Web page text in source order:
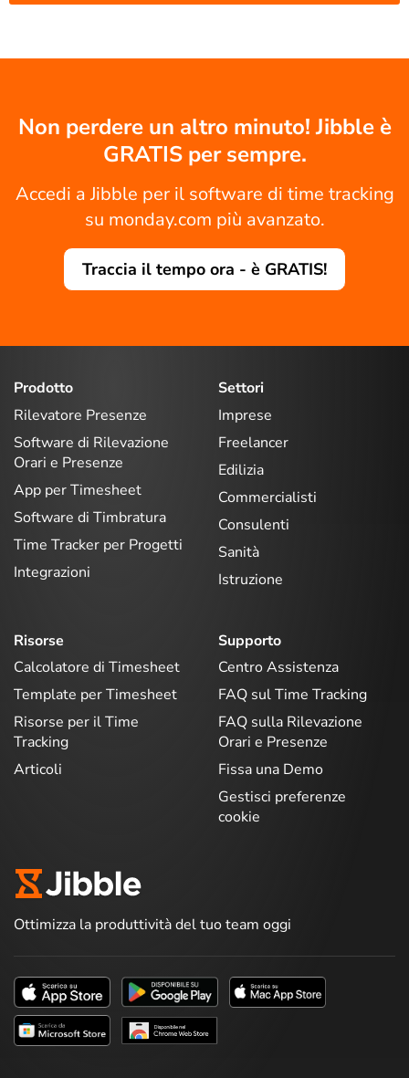
Non perdere un altro minuto! Jibble è
GRATIS per sempre.
Accedi a Jibble per il software di time tracking
su monday.com più avanzato.
Traccia il tempo ora - è GRATIS!
Prodotto
Rilevatore Presenze
Software di Rilevazione
Orari e Presenze
App per Timesheet
Software di Timbratura
Time Tracker per Progetti
Integrazioni
Settori
Imprese
Freelancer
Edilizia
Commercialisti
Consulenti
Sanità
Istruzione
Risorse
Calcolatore di Timesheet
Template per Timesheet
Risorse per il Time
Tracking
Articoli
Supporto
Centro Assistenza
FAQ sul Time Tracking
FAQ sulla Rilevazione
Orari e Presenze
Fissa una Demo
Gestisci preferenze
cookie
Ottimizza la produttività del tuo team oggi